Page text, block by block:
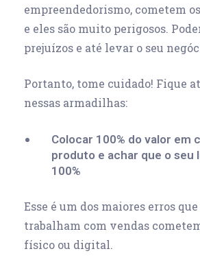
empreendedorismo, cometem
e eles são muito perigosos.
prejuízos e até levar o seu
Portanto, tome cuidado! Fique
nessas armadilhas:
Colocar 100% do valor em
produto e achar que o seu
100%
Esse é um dos maiores erros que
trabalham com vendas
físico ou digital.